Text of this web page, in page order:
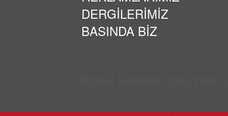
DERGİLERİMİZ
BASINDA BİZ